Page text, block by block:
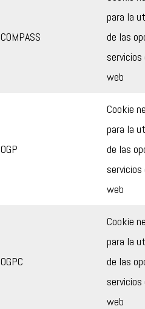
COMPASS
para la
de las
web
OGP
Cookie
para la
de las
web
OGPC
Cookie
para la
de las
web